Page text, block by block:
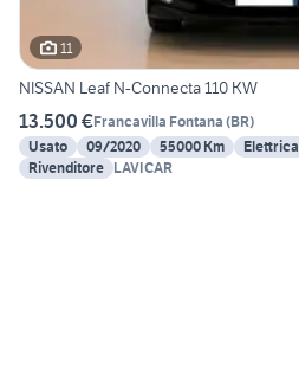
11
NISSAN Leaf N-Connecta 110 KW
13.500 €Francavilla Fontana (BR)
Usato
09/2020 55000 Km Elettrica
Rivenditore LAVICAR